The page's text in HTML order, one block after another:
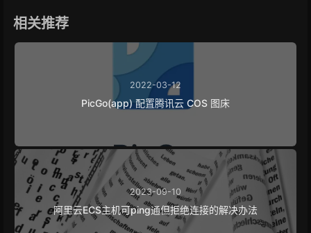
相关推荐
2022-03-12
PicGo(app) 配置腾讯云 COS 图床
2023-09-10
阿里云ECS主机可ping通但拒绝连接的解决办法